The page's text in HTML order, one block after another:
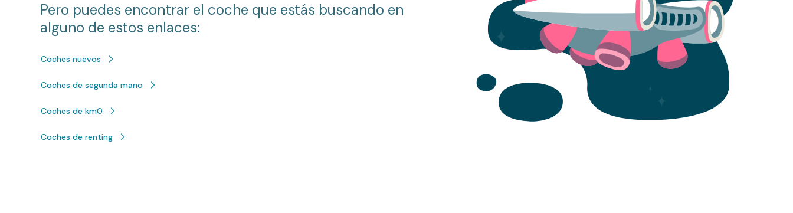
Pero puedes encontrar el coche que estás buscando en
alguno de estos enlaces:
Coches nuevos
Coches de segunda mano
Coches de km0
Coches de renting